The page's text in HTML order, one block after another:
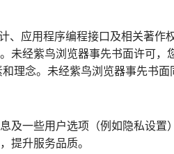
应用程序编程接口及相关著作
经紫鸟浏览器事先书面许可
理念。未经紫鸟浏览器事先书
一些用户选项（例如隐私设
提升服务品质。